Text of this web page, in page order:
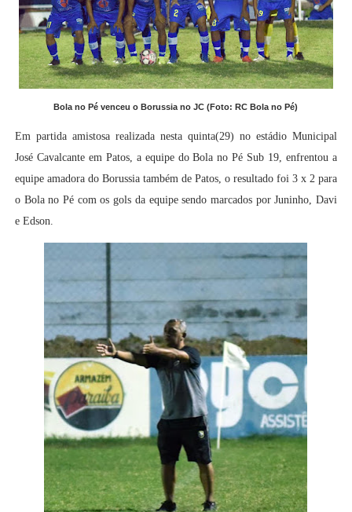
Bola no Pé venceu o Borussia no JC (Foto: RC Bola no Pé)
Em partida amistosa realizada nesta quinta(29) no estádio Municipal
José Cavalcante em Patos, a equipe do Bola no Pé Sub 19, enfrentou a
equipe amadora do Borussia também de Patos, o resultado foi 3 x 2 para
o Bola no Pé com os gols da equipe sendo marcados por Juninho, Davi
e Edson.